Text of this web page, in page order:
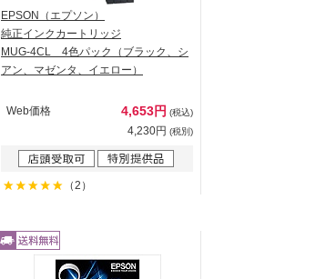
EPSON（エプソン）
純正インクカートリッジ
MUG-4CL 4色パック（ブラック、シ
アン、マゼンタ、イエロー）
Web価格 4,653円 (税込)
4,230円 (税別)
（2）